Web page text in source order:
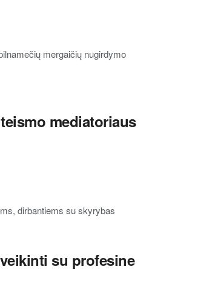
mergaičių nugirdymo
mediatoriaus
dirbantiems su skyrybas
su profesine